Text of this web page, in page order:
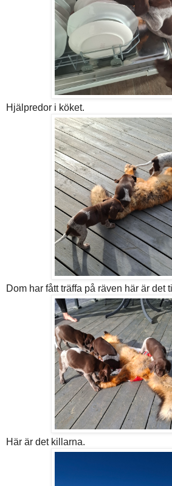
Hjälpredor i köket.
Dom har fått träffa på räven här är det
Här är det killarna.